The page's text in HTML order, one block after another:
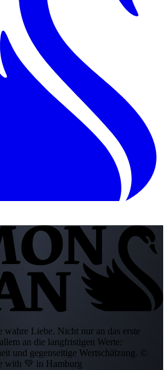
wahre Liebe. Nicht nur an das erste
an die langfristigen Werte:
und gegenseitige Wertschätzung. ©
with 💚 in Hamburg